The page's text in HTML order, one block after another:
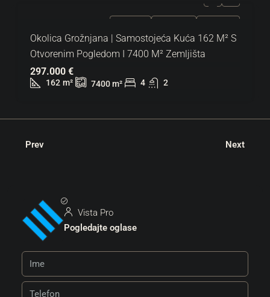
Okolica Grožnjana | Samostojeća Kuća 162 M² S
Otvorenim Pogledom I 7400 M² Zemljišta
297.000 €
162 m² 7400m² 4 2
Prev Next
Vista Pro
Pogledajte oglase